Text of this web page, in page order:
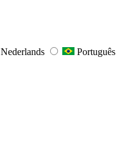
Nederlands Português